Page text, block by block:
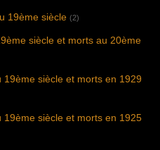
19ème siècle (2)
siècle et morts au 20ème
siècle et morts en 1929
siècle et morts en 1925